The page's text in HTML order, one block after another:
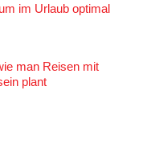
im Urlaub optimal
man Reisen mit
plant